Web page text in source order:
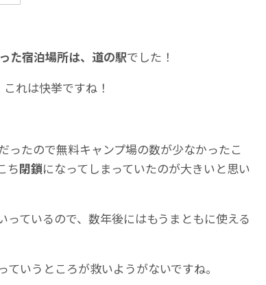
た宿泊場所は、道の駅でした！
れは快挙ですね！
ったので無料キャンプ場の数が少なかったこ
ち閉鎖になってしまっていたのが大きいと思い
っているので、数年後にはもうまともに使える
いうところが救いようがないですね。